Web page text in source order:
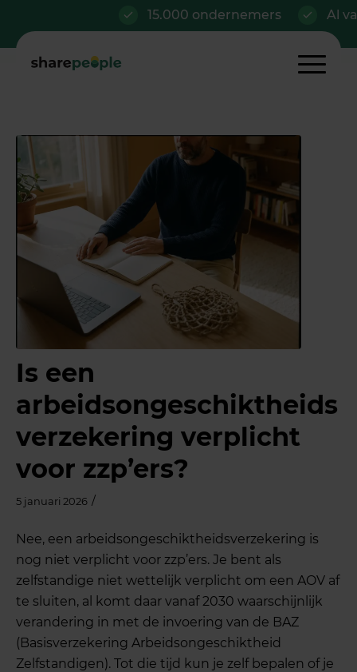
15.000 ondernemers Al vanaf
Is een
arbeidsongeschiktheids
verzekering verplicht
voor zzp’ers?
5 januari 2026 /
Nee, een arbeidsongeschiktheidsverzekering is
nog niet verplicht voor zzp’ers. Je bent als
zelfstandige niet wettelijk verplicht om een AOV af
te sluiten, al komt daar vanaf 2030 waarschijnlijk
verandering in met de invoering van de BAZ
(Basisverzekering Arbeidsongeschiktheid
Zelfstandigen). Tot die tijd kun je zelf bepalen of je